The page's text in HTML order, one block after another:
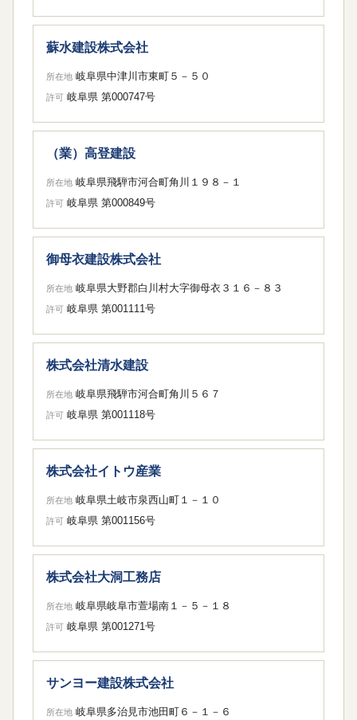
蘇水建設株式会社
所在地 岐阜県中津川市東町５－５０
許可 岐阜県 第000747号
（業）高登建設
所在地 岐阜県飛騨市河合町角川１９８－１
許可 岐阜県 第000849号
御母衣建設株式会社
所在地 岐阜県大野郡白川村大字御母衣３１６－８３
許可 岐阜県 第001111号
株式会社清水建設
所在地 岐阜県飛騨市河合町角川５６７
許可 岐阜県 第001118号
株式会社イトウ産業
所在地 岐阜県土岐市泉西山町１－１０
許可 岐阜県 第001156号
株式会社大洞工務店
所在地 岐阜県岐阜市萱場南１－５－１８
許可 岐阜県 第001271号
サンヨー建設株式会社
所在地 岐阜県多治見市池田町６－１－６